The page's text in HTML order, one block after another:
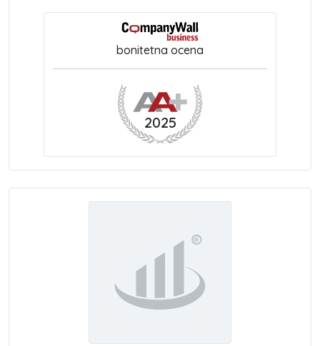
bonitetna ocena
2025